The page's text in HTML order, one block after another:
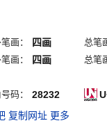
画： 四画
总笔
画： 四画
总笔
码： 28232
复制网址 更多